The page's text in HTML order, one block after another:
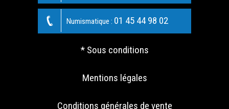
Numismatique : 01 45 44 98 02
* Sous conditions
Mentions légales
Conditions générales de vente